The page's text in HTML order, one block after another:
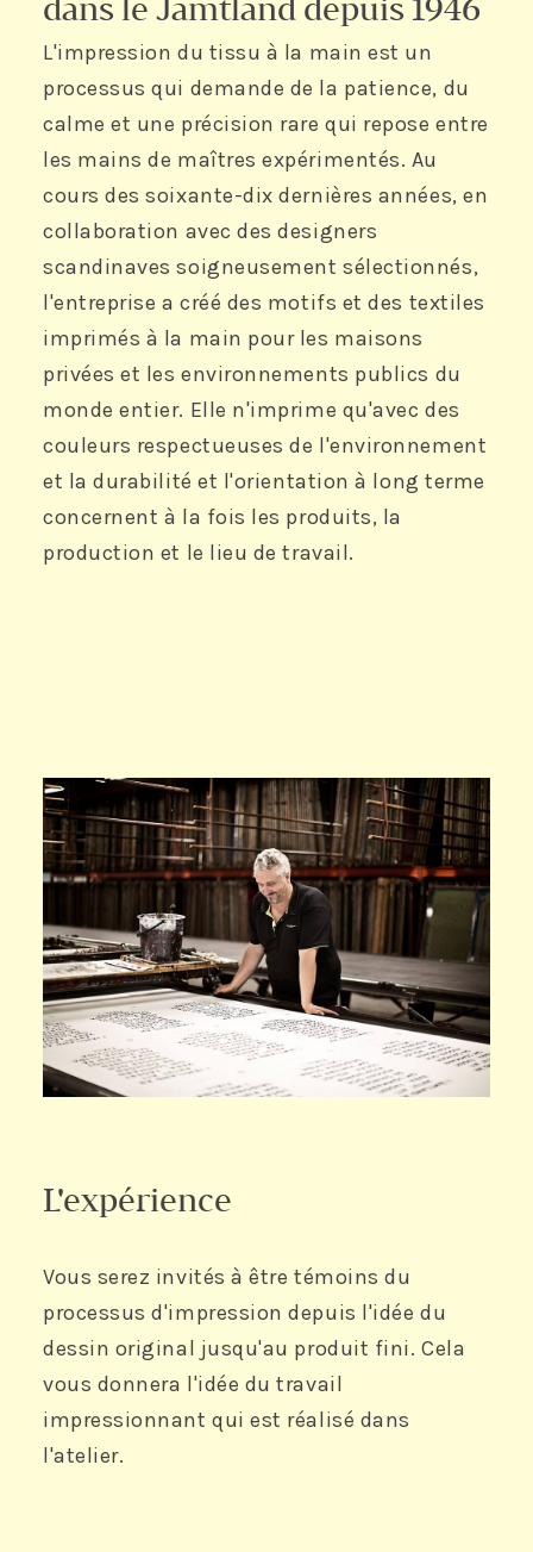
ÉCONOMUSÉE®de
l'imprimeur textile
NÄLDEN, SUÈDE
L'impression du tissu à la main est un
processus qui demande de la patience, du
calme et une précision rare qui repose entre
les mains de maîtres expérimentés. Au
cours des soixante-dix dernières années, en
collaboration avec des designers
scandinaves soigneusement sélectionnés,
l'entreprise a créé des motifs et des textiles
imprimés à la main pour les maisons
privées et les environnements publics du
monde entier. Elle n'imprime qu'avec des
couleurs respectueuses de l'environnement
et la durabilité et l'orientation à long terme
concernent à la fois les produits, la
production et le lieu de travail.
L'expérience
Vous serez invités à être témoins du
processus d'impression depuis l'idée du
dessin original jusqu'au produit fini. Cela
vous donnera l'idée du travail
impressionnant qui est réalisé dans
l'atelier.